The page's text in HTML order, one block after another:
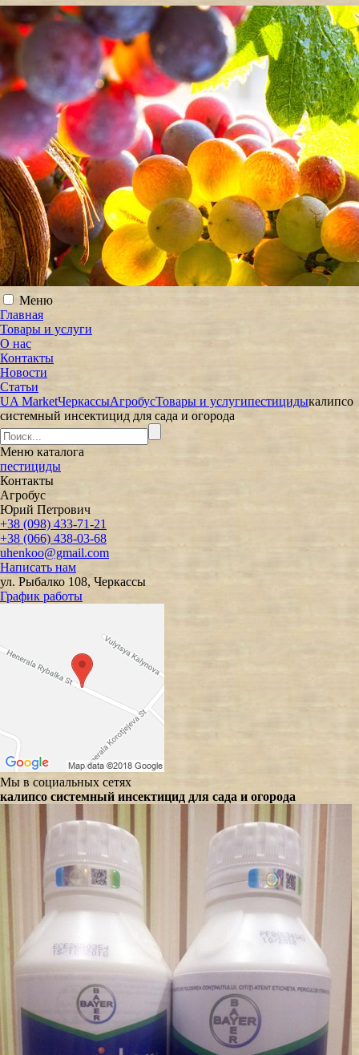
Меню
Главная
Товары и услуги
О нас
Контакты
Новости
Статьи
UA MarketЧеркассыАгробусТовары и услугипестицидыкалипсо
системный инсектицид для сада и огорода
Меню каталога
пестициды
Контакты
Агробус
Юрий Петрович
+38 (098) 433-71-21
+38 (066) 438-03-68
uhenkoo@gmail.com
Написать нам
ул. Рыбалко 108, Черкассы
График работы
Мы в социальных сетях
калипсо системный инсектицид для сада и огорода